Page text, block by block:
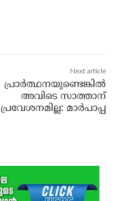
Next article
പ്രാര്‍ത്ഥനയുണ്ടെങ്കില്‍
അവിടെ സാത്താന്
പ്രവേശനമില്ല: മാര്‍പാപ്പ